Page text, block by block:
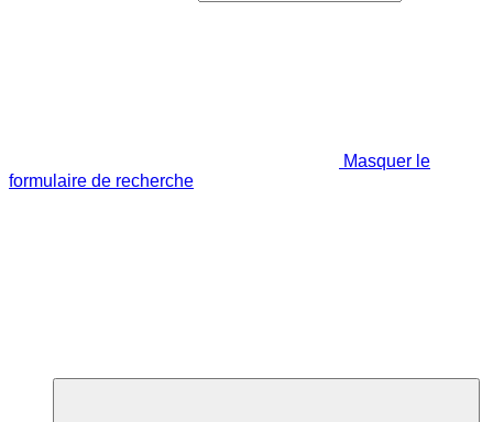
Masquer le
formulaire de recherche